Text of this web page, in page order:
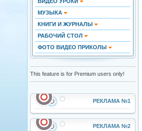
МУЗЫКА
КНИГИ И ЖУРНАЛЫ
РАБОЧИЙ СТОЛ
ФОТО ВИДЕО ПРИКОЛЫ
This feature is for Premium users only!
РЕКЛАМА №1
РЕКЛАМА №2